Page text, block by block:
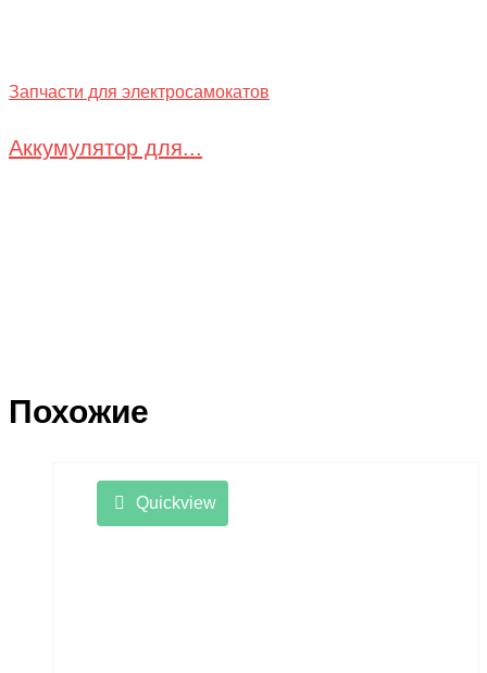
Запчасти для электросамокатов
Аккумулятор для...
Похожие
Quickview